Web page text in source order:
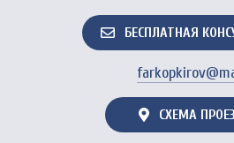
БЕСПЛАТНАЯ
СХЕМА